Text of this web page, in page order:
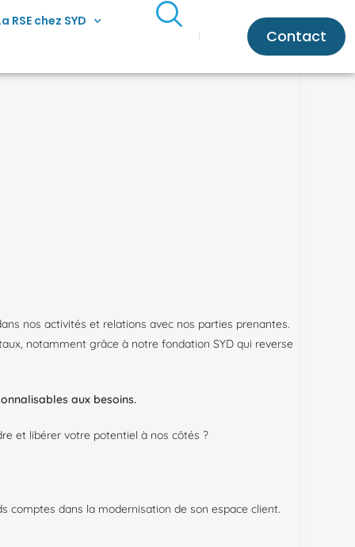
RSE chez SYD
Contact
nos activités et relations avec nos parties prenantes.
notamment grâce à notre fondation SYD qui reverse
aux besoins.
et libérer votre potentiel à nos côtés ?
comptes dans la modernisation de son espace client.